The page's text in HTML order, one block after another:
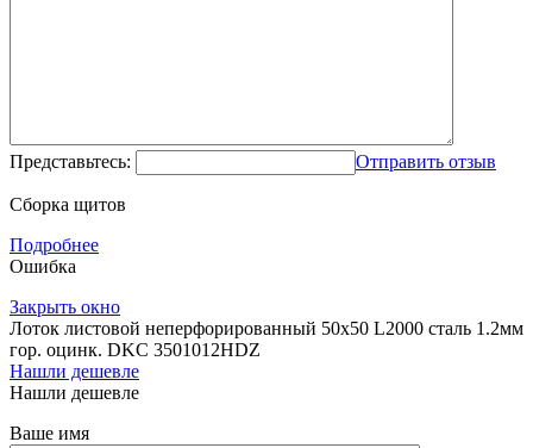
Представьтесь: Отправить отзыв
Сборка щитов
Подробнее
Ошибка
Закрыть окно
Лоток листовой неперфорированный 50х50 L2000 сталь 1.2мм
гор. оцинк. DKC 3501012HDZ
Нашли дешевле
Нашли дешевле
Ваше имя